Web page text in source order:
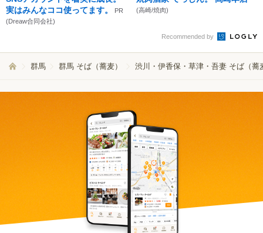
実はみんなココ使ってます。
PR
(Dreaw合同会社)
(高崎/焼肉)
Recommended by
群馬 群馬 そば（蕎麦） 渋川・伊香保・草津・吾妻 そば（蕎